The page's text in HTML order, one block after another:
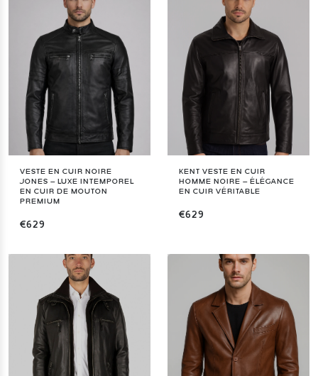
VESTE EN CUIR NOIRE
JONES – LUXE INTEMPOREL
EN CUIR DE MOUTON
PREMIUM
€629
KENT VESTE EN CUIR
HOMME NOIRE – ÉLÉGANCE
EN CUIR VÉRITABLE
€629